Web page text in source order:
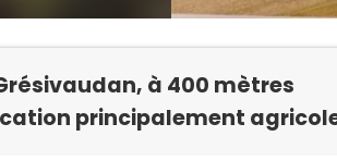
à 400 mètres
principalement